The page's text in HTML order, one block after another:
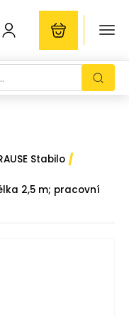
Stabilo /
2,5 m; pracovní